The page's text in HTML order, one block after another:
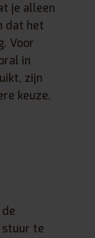
je alleen
dat het
Voor
in
zijn
keuze.
stuur te